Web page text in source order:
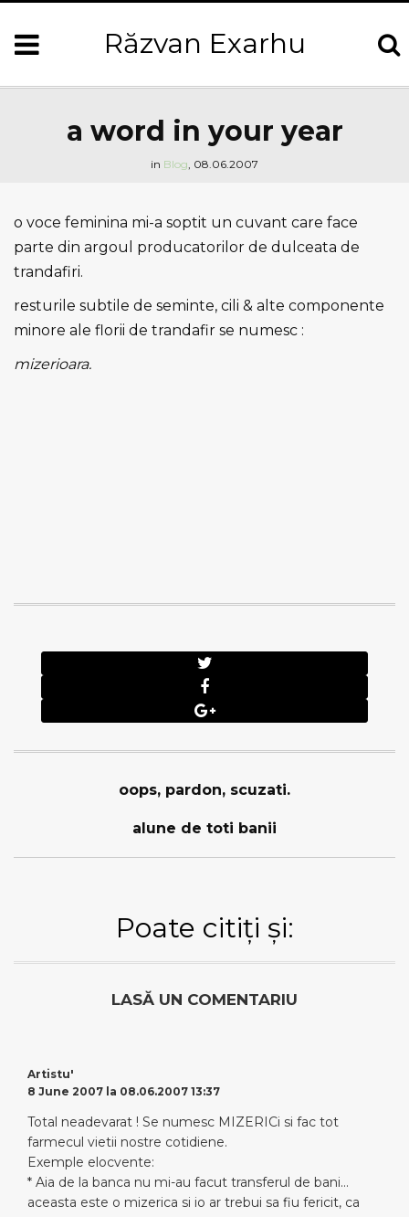
Răzvan Exarhu
a word in your year
in Blog, 08.06.2007
o voce feminina mi-a soptit un cuvant care face
parte din argoul producatorilor de dulceata de
trandafiri.
resturile subtile de seminte, cili & alte componente
minore ale florii de trandafir se numesc :
mizerioara.
oops, pardon, scuzati.
alune de toti banii
Poate citiți și:
LASĂ UN COMENTARIU
Artistu'
8 June 2007 la 08.06.2007 13:37
Total neadevarat ! Se numesc MIZERICi si fac tot
farmecul vietii nostre cotidiene.
Exemple elocvente:
* Aia de la banca nu mi-au facut transferul de bani…
aceasta este o mizerica si io ar trebui sa fiu fericit, ca